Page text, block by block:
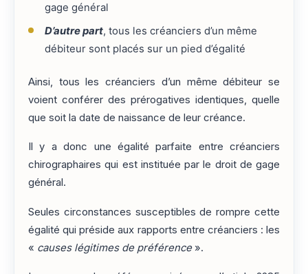
gage général
D’autre part, tous les créanciers d’un même
débiteur sont placés sur un pied d’égalité
Ainsi, tous les créanciers d’un même débiteur se
voient conférer des prérogatives identiques, quelle
que soit la date de naissance de leur créance.
Il y a donc une égalité parfaite entre créanciers
chirographaires qui est instituée par le droit de gage
général.
Seules circonstances susceptibles de rompre cette
égalité qui préside aux rapports entre créanciers : les
« causes légitimes de préférence».